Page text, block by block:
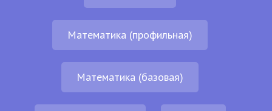
Математика (профильная)
Математика (базовая)